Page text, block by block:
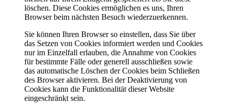
löschen. Diese Cookies ermöglichen es uns, Ihren
Browser beim nächsten Besuch wiederzuerkennen.
Sie können Ihren Browser so einstellen, dass Sie über
das Setzen von Cookies informiert werden und Cookies
nur im Einzelfall erlauben, die Annahme von Cookies
für bestimmte Fälle oder generell ausschließen sowie
das automatische Löschen der Cookies beim Schließen
des Browser aktivieren. Bei der Deaktivierung von
Cookies kann die Funktionalität dieser Website
eingeschränkt sein.